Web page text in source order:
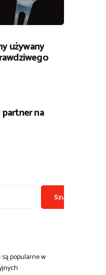
używany
na
Szukaj
popularne w